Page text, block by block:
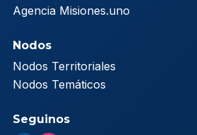
Agencia Misiones.uno
Nodos
Nodos Territoriales
Nodos Temáticos
Seguinos